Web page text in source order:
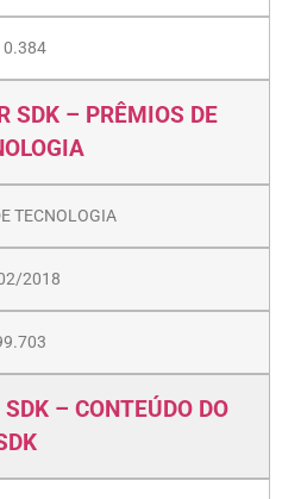
SDK – PRÊMIOS DE
TECNOLOGIA
2018
– CONTEÚDO DO